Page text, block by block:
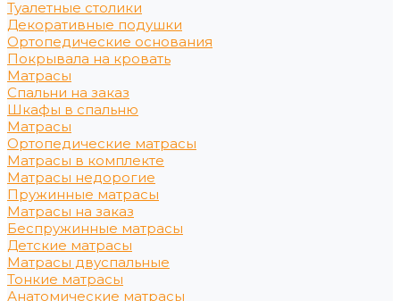
Туалетные столики
Декоративные подушки
Ортопедические основания
Покрывала на кровать
Матрасы
Спальни на заказ
Шкафы в спальню
Матрасы
Ортопедические матрасы
Матрасы в комплекте
Матрасы недорогие
Пружинные матрасы
Матрасы на заказ
Беспружинные матрасы
Детские матрасы
Матрасы двуспальные
Тонкие матрасы
Анатомические матрасы